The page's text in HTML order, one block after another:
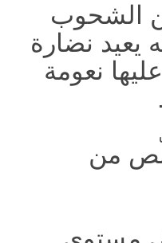
الشحوب
يعيد نضارة
نعومة
من